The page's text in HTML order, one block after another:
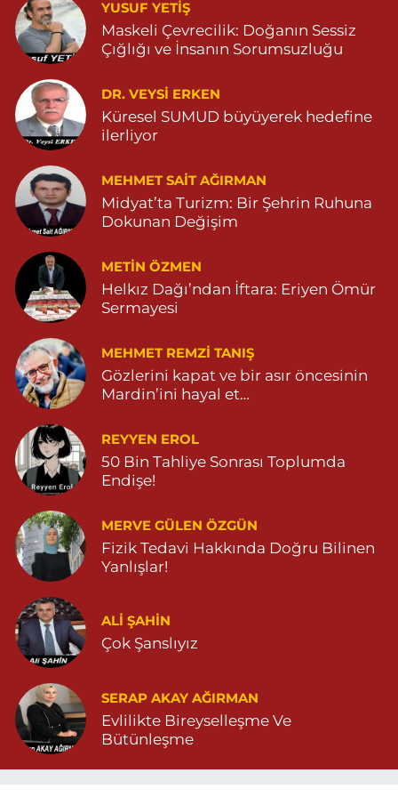
Mor Yakup Mahallesi, Cumhuriyet Caddesi No:4 A Nusaybin
Mardin
0 (482) 415 05 05
Seyhan Eczanesi
Poyraz Mahallesi, Mevlana Caddesi No:4 B Mazıdağı Mardin
Hasan Eczanesi
Kale Mahallesi, Amed-5 Sokak No:2 C Derik Mardin
0 (530) 326 46 12
Çetin Eczanesi
8 Mart Mahallesi, Aram Sokak No:59 Nusaybin Mardin
0 (482) 415 11 88 Yol Tarifi Al
Gündüz Eczanesi
Dargeçit Mardin
0 (482) 381 23 23 Yol Tarifi Al
Aksoy Eczanesi
Kaplan Mahallesi, Mardin Caddesi No:21 A Savur Mardin
0 (482) 503 01 97 Yol Tarifi Al
Hayat Eczanesi
Gündoğan Mahallesi, Stad Caddesi No:36 A Mazıdağı Mardin
0 (538) 054 41 55 Yol Tarifi Al
Atakan Eczanesi
Bahçebaşı Mahallesi, Selahattin Eyyubi Caddesi No:57 A
Dargeçit Mardin
YUSUF YETİŞ
Maskeli Çevrecilik: Doğanın Sessiz
Çığlığı ve İnsanın Sorumsuzluğu
DR. VEYSI ERKEN
Küresel SUMUD büyüyerek hedefine
ilerliyor
MEHMET SAIT AĞIRMAN
Midyat’ta Turizm: Bir Şehrin Ruhuna
Dokunan Değişim
METIN ÖZMEN
Helkız Dağı’ndan İftara: Eriyen Ömür
Sermayesi
MEHMET REMZI TANIŞ
Gözlerini kapat ve bir asır öncesinin
Mardin’ini hayal et…
REYYEN EROL
50 Bin Tahliye Sonrası Toplumda
Endişe!
MERVE GÜLEN ÖZGÜN
Fizik Tedavi Hakkında Doğru Bilinen
Yanlışlar!
ALI ŞAHİN
Çok Şanslıyız
SERAP AKAY AĞIRMAN
Evlilikte Bireyselleşme Ve
Bütünleşme